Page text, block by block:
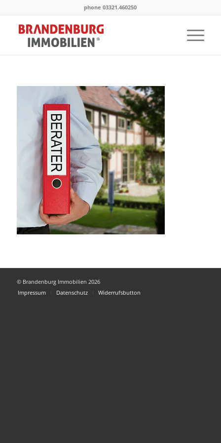
phone 03321.460250
© Brandenburg Immobilien 2026
Impressum
Datenschutz Widerrufsbutton